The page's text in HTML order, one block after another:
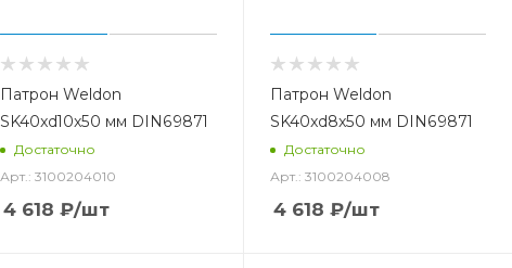
Патрон Weldon
SK40xd10x50 мм DIN69871
Достаточно
Арт.: 3100204010
4 618 ₽/шт
Патрон Weldon
SK40xd8x50 мм DIN69871
Достаточно
Арт.: 3100204008
4 618 ₽/шт